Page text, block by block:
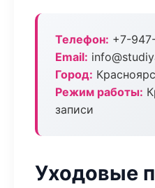
Телефон: +7-
Email:
Город:
Режим работы:
записи
Уходовые